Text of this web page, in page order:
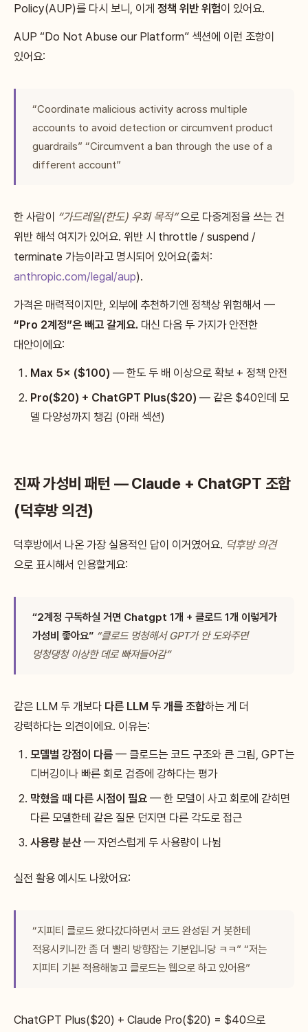
Policy(AUP)를 다시 보니, 이게 정책 위반 위험이 있어요.
AUP “Do Not Abuse our Platform” 섹션에 이런 조항이
있어요:
“Coordinate malicious activity across multiple
accounts to avoid detection or circumvent product
guardrails” “Circumvent a ban through the use of a
different account”
한 사람이 “가드레일(한도) 우회 목적”으로 다중계정을 쓰는 건
위반 해석 여지가 있어요. 위반 시 throttle / suspend /
terminate 가능이라고 명시되어 있어요(출처:
anthropic.com/legal/aup).
가격은 매력적이지만, 외부에 추천하기엔 정책상 위험해서 —
“Pro 2계정”은 빼고 갈게요. 대신 다음 두 가지가 안전한
대안이에요:
Max 5× ($100) — 한도 두 배 이상으로 확보 + 정책 안전
Pro($20) + ChatGPT Plus($20) — 같은 $40인데 모
델 다양성까지 챙김 (아래 섹션)
진짜 가성비 패턴 — Claude + ChatGPT 조합
(덕후방 의견)
덕후방에서 나온 가장 실용적인 답이 이거였어요. 덕후방 의견
으로 표시해서 인용할게요:
“2계정 구독하실 거면 Chatgpt 1개 + 클로드 1개 이렇게가
가성비 좋아요” “클로드 멍청해서 GPT가 안 도와주면
멍청댕청 이상한 데로 빠져들어감”
같은 LLM 두 개보다 다른 LLM 두 개를 조합하는 게 더
강력하다는 의견이에요. 이유는:
모델별 강점이 다름 — 클로드는 코드 구조와 큰 그림, GPT는
디버깅이나 빠른 회로 검증에 강하다는 평가
막혔을 때 다른 시점이 필요 — 한 모델이 사고 회로에 갇히면
다른 모델한테 같은 질문 던지면 다른 각도로 접근
사용량 분산 — 자연스럽게 두 사용량이 나뉨
실전 활용 예시도 나왔어요:
“지피티 클로드 왔다갔다하면서 코드 완성된 거 봇한테
적용시키니깐 좀 더 빨리 방향잡는 기분입니당 ㅋㅋ” “저는
지피티 기본 적용해놓고 클로드는 웹으로 하고 있어용”
ChatGPT Plus($20) + Claude Pro($20) = $40으로